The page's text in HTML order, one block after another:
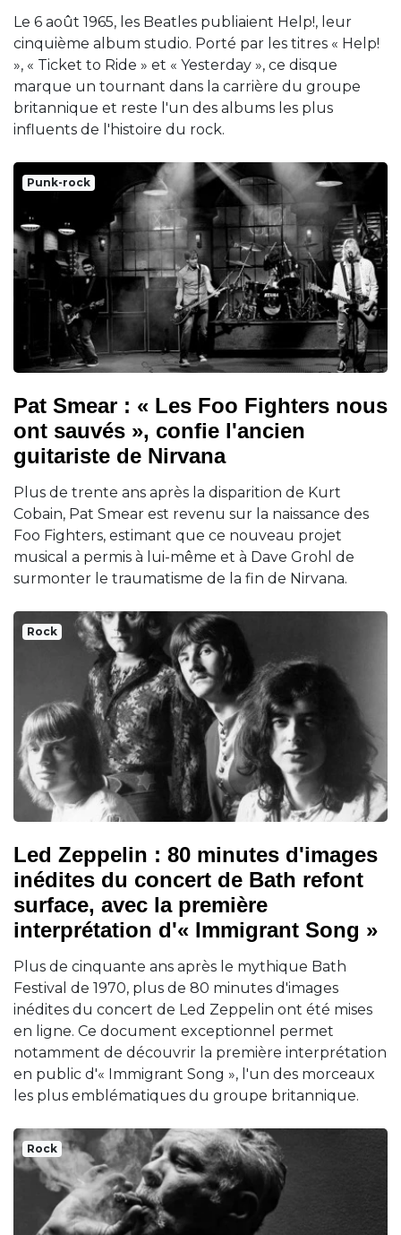
Le 6 août 1965, les Beatles publiaient Help!, leur
cinquième album studio. Porté par les titres « Help!
», « Ticket to Ride » et « Yesterday », ce disque
marque un tournant dans la carrière du groupe
britannique et reste l'un des albums les plus
influents de l'histoire du rock.
Punk-rock
Pat Smear : « Les Foo Fighters nous
ont sauvés », confie l'ancien
guitariste de Nirvana
Plus de trente ans après la disparition de Kurt
Cobain, Pat Smear est revenu sur la naissance des
Foo Fighters, estimant que ce nouveau projet
musical a permis à lui-même et à Dave Grohl de
surmonter le traumatisme de la fin de Nirvana.
Rock
Led Zeppelin : 80 minutes d'images
inédites du concert de Bath refont
surface, avec la première
interprétation d'« Immigrant Song »
Plus de cinquante ans après le mythique Bath
Festival de 1970, plus de 80 minutes d'images
inédites du concert de Led Zeppelin ont été mises
en ligne. Ce document exceptionnel permet
notamment de découvrir la première interprétation
en public d'« Immigrant Song », l'un des morceaux
les plus emblématiques du groupe britannique.
Rock